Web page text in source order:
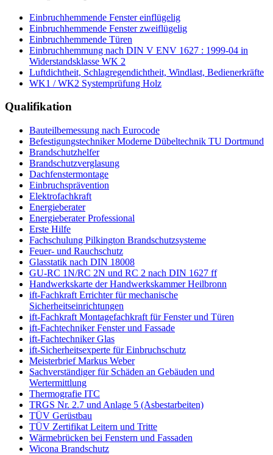
Einbruchhemmende Fenster einflügelig
Einbruchhemmende Fenster zweiflügelig
Einbruchhemmende Türen
Einbruchhemmung nach DIN V ENV 1627 : 1999-04 in
Widerstandsklasse WK 2
Luftdichtheit, Schlagregendichtheit, Windlast, Bedienerkräfte
WK1 / WK2 Systemprüfung Holz
Qualifikation
Bauteilbemessung nach Eurocode
Befestigungstechniker Moderne Dübeltechnik TU Dortmund
Brandschutzhelfer
Brandschutzverglasung
Dachfenstermontage
Einbruchsprävention
Elektrofachkraft
Energieberater
Energieberater Professional
Erste Hilfe
Fachschulung Pilkington Brandschutzsysteme
Feuer- und Rauchschutz
Glasstatik nach DIN 18008
GU-RC 1N/RC 2N und RC 2 nach DIN 1627 ff
Handwerkskarte der Handwerkskammer Heilbronn
ift-Fachkraft Errichter für mechanische
Sicherheitseinrichtungen
ift-Fachkraft Montagefachkraft für Fenster und Türen
ift-Fachtechniker Fenster und Fassade
ift-Fachtechniker Glas
ift-Sicherheitsexperte für Einbruchschutz
Meisterbrief Markus Weber
Sachverständiger für Schäden an Gebäuden und
Wertermittlung
Thermografie ITC
TRGS Nr. 2.7 und Anlage 5 (Asbestarbeiten)
TÜV Gerüstbau
TÜV Zertifikat Leitern und Tritte
Wärmebrücken bei Fenstern und Fassaden
Wicona Brandschutz